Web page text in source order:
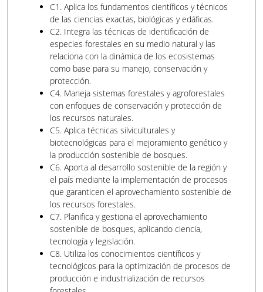
C1. Aplica los fundamentos científicos y técnicos
de las ciencias exactas, biológicas y edáficas.
C2. Integra las técnicas de identificación de
especies forestales en su medio natural y las
relaciona con la dinámica de los ecosistemas
como base para su manejo, conservación y
protección.
C4. Maneja sistemas forestales y agroforestales
con enfoques de conservación y protección de
los recursos naturales.
C5. Aplica técnicas silviculturales y
biotecnológicas para el mejoramiento genético y
la producción sostenible de bosques.
C6. Aporta al desarrollo sostenible de la región y
el país mediante la implementación de procesos
que garanticen el aprovechamiento sostenible de
los recursos forestales.
C7. Planifica y gestiona el aprovechamiento
sostenible de bosques, aplicando ciencia,
tecnología y legislación.
C8. Utiliza los conocimientos científicos y
tecnológicos para la optimización de procesos de
producción e industrialización de recursos